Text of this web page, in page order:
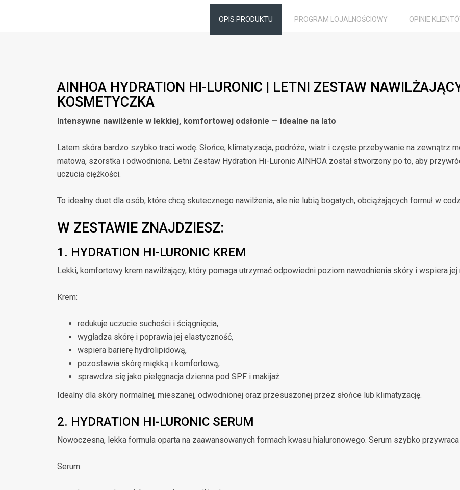
OPIS PRODUKTU PROGRAM LOJALNOŚCIOWY OPINIE
AINHOA HYDRATION HI-LURONIC | LETNI ZESTAW
KOSMETYCZKA
Intensywne nawilżenie w lekkiej, komfortowej odsłonie — idealne na lato
Latem skóra bardzo szybko traci wodę. Słońce, klimatyzacja, podróże, wiatr i częste przebywanie na zewnątrz
matowa, szorstka i odwodniona. Letni Zestaw Hydration Hi-Luronic AINHOA został stworzony po to, aby
uczucia ciężkości.
To idealny duet dla osób, które chcą skutecznego nawilżenia, ale nie lubią bogatych, obciążających formuł w
W ZESTAWIE ZNAJDZIESZ:
1. HYDRATION HI-LURONIC KREM
Lekki, komfortowy krem nawilżający, który pomaga utrzymać odpowiedni poziom nawodnienia skóry i wspiera jej
Krem:
redukuje uczucie suchości i ściągnięcia,
wygładza skórę i poprawia jej elastyczność,
wspiera barierę hydrolipidową,
pozostawia skórę miękką i komfortową,
sprawdza się jako pielęgnacja dzienna pod SPF i makijaż.
Idealny dla skóry normalnej, mieszanej, odwodnionej oraz przesuszonej przez słońce lub klimatyzację.
2. HYDRATION HI-LURONIC SERUM
Nowoczesna, lekka formuła oparta na zaawansowanych formach kwasu hialuronowego. Serum szybko
Serum: